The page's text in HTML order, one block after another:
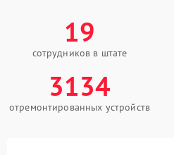
19
сотрудников в штате
3134
отремонтированных устройств